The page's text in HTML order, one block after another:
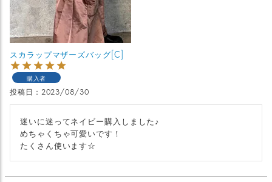
スカラップマザーズバッグ[C]
購入者
投稿日 2023/08/30
迷いに迷ってネイビー購入しました♪
めちゃくちゃ可愛いです！
たくさん使います☆